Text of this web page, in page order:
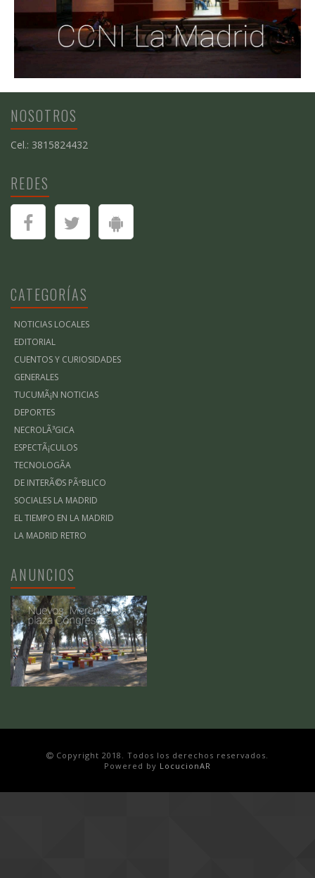
NOSOTROS
Cel.: 3815824432
REDES
CATEGORÍAS
NOTICIAS LOCALES
EDITORIAL
CUENTOS Y CURIOSIDADES
GENERALES
TUCUMÃ¡N NOTICIAS
DEPORTES
NECROLÃ³GICA
ESPECTÃ¡CULOS
TECNOLOGÃ­A
DE INTERÃ©S PÃºBLICO
SOCIALES LA MADRID
EL TIEMPO EN LA MADRID
LA MADRID RETRO
ANUNCIOS
Copyright 2018. Todos los derechos reservados.
Powered by LocucionAR